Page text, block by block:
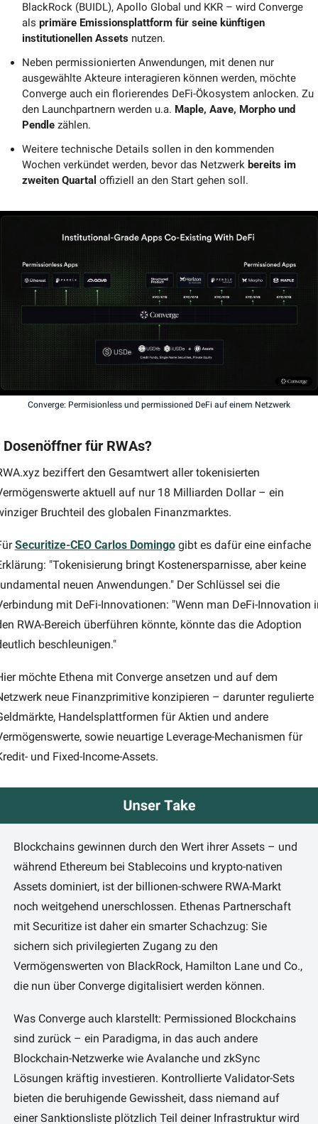
BlackRock (BUIDL), Apollo Global und KKR – wird Converge
als primäre Emissionsplattform für seine künftigen
institutionellen Assets nutzen.
Neben permissionierten Anwendungen, mit denen nur
ausgewählte Akteure interagieren können werden, möchte
Converge auch ein florierendes DeFi-Ökosystem anlocken. Zu
den Launchpartnern werden u.a. Maple, Aave, Morpho und
Pendle zählen.
Weitere technische Details sollen in den kommenden
Wochen verkündet werden, bevor das Netzwerk bereits im
zweiten Quartal offiziell an den Start gehen soll.
Converge: Permisionless und permissioned DeFi auf einem Netzwerk
Dosenöffner für RWAs?
beziffert den Gesamtwert aller tokenisierten
aktuell auf nur 18 Milliarden Dollar – ein
Bruchteil des globalen Finanzmarktes.
Securitize-CEO Carlos Domingo gibt es dafür eine einfache
"Tokenisierung bringt Kostenersparnisse, aber keine
neuen Anwendungen." Der Schlüssel sei die
mit DeFi-Innovationen: "Wenn man DeFi-Innovation
RWA-Bereich überführen könnte, könnte das die Adoption
beschleunigen."
möchte Ethena mit Converge ansetzen und auf dem
neue Finanzprimitive konzipieren – darunter regulierte
Handelsplattformen für Aktien und andere
sowie neuartige Leverage-Mechanismen für
und Fixed-Income-Assets.
Blockchains gewinnen durch den Wert ihrer Assets – und
während Ethereum bei Stablecoins und krypto-nativen
Assets dominiert, ist der billionen-schwere RWA-Markt
noch weitgehend unerschlossen. Ethenas Partnerschaft
mit Securitize ist daher ein smarter Schachzug: Sie
sichern sich privilegierten Zugang zu den
Vermögenswerten von BlackRock, Hamilton Lane und Co.,
die nun über Converge digitalisiert werden können.
Was Converge auch klarstellt: Permissioned Blockchains
sind zurück – ein Paradigma, in das auch andere
Blockchain-Netzwerke wie Avalanche und zkSync
Lösungen kräftig investieren. Kontrollierte Validator-Sets
bieten die beruhigende Gewissheit, dass niemand auf
einer Sanktionsliste plötzlich Teil deiner Infrastruktur wird